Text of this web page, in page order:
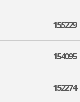
155229
154095
152274